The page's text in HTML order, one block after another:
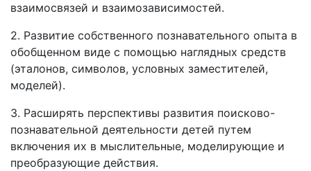
взаимосвязей и взаимозависимостей.
2. Развитие собственного познавательного опыта в
обобщенном виде с помощью наглядных средств
(эталонов, символов, условных заместителей,
моделей).
3. Расширять перспективы развития поисково-
познавательной деятельности детей путем
включения их в мыслительные, моделирующие и
преобразующие действия.